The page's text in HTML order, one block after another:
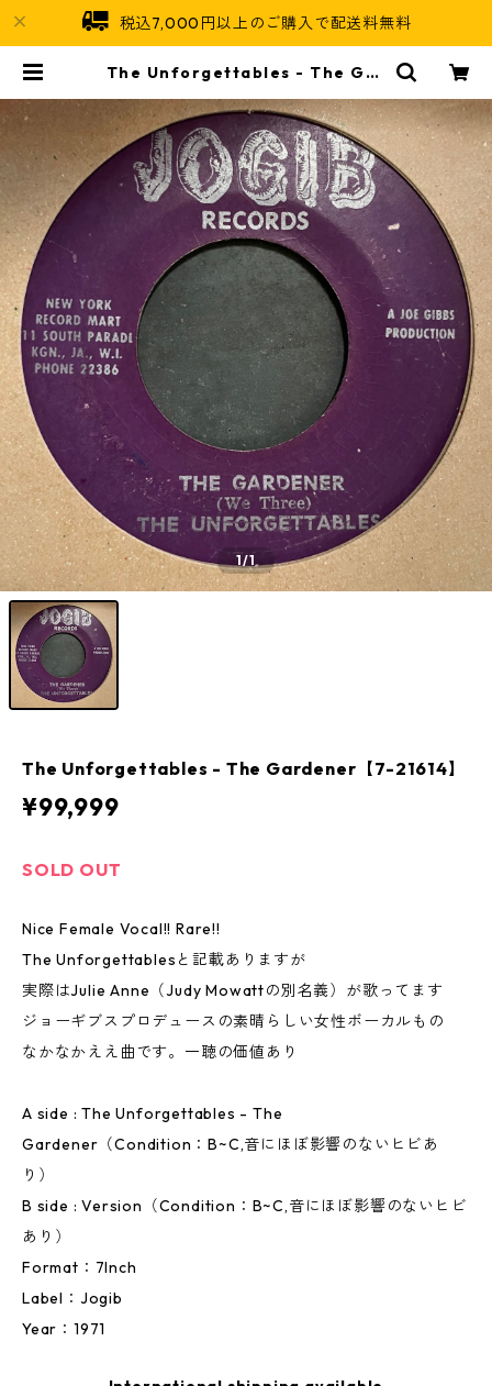
税込7,000円以上のご購入で配送料無料
The Unforgettables - The Gar
oul
1/1
The Unforgettables - The Gardener【7-21614】
¥99,999
SOLD OUT
Nice Female Vocal!! Rare!!
The Unforgettablesと記載ありますが
実際はJulie Anne（Judy Mowattの別名義）が歌ってます
ジョーギブスプロデュースの素晴らしい女性ボーカルもの
なかなかええ曲です。一聴の価値あり
A side : The Unforgettables - The
Gardener（Condition：B~C,音にほぼ影響のないヒビあ
り）
B side : Version（Condition：B~C,音にほぼ影響のないヒビ
あり）
Format：7Inch
Label：Jogib
Year：1971